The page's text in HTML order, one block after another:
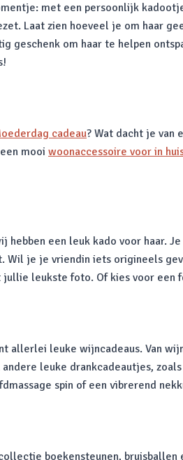
met een persoonlijk
Laat zien hoeveel je om haar
geschenk om haar te helpen
cadeau? Wat dacht je van
mooi woonaccessoire voor in
hebben een leuk kado voor
je je vriendin iets origineels
leukste foto. Of kies voor
allerlei leuke wijncadeaus. Van
leuke drankcadeautjes,
spin of een vibrerend
boekensteunen,